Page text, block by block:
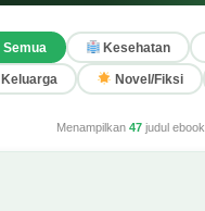
Semua Kesehatan
Keluarga Novel/Fiksi
Menampilkan 47judul ebook